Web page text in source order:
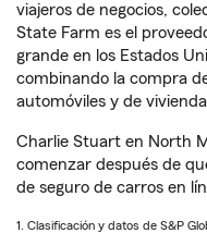
viajeros de negocios,
State Farm es el
grande en los Estados
combinando la compra
automóviles y de
Charlie Stuart en North
comenzar después de
de seguro de carros en
1. Clasificación y datos de S&P